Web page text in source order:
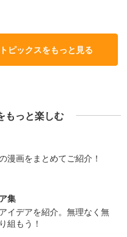
ピックスをもっと見る
もっと楽しむ
漫画をまとめてご紹介！
集
イデアを紹介。無理なく無
組もう！